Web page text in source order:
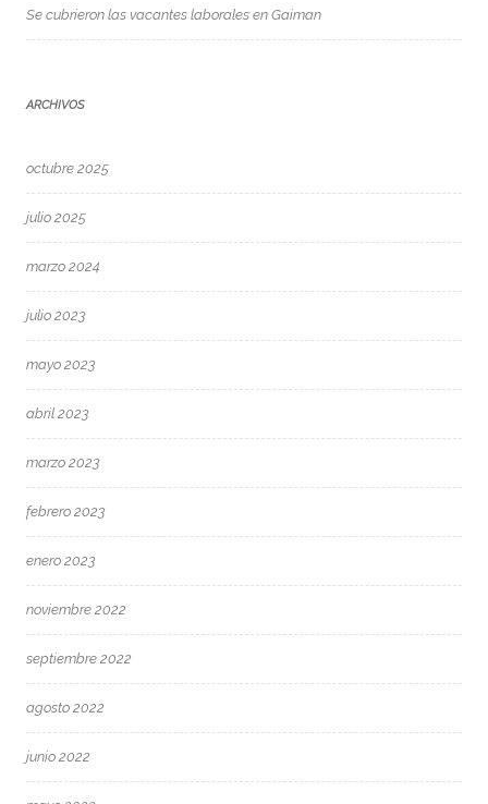
Se cubrieron las vacantes laborales en Gaiman
ARCHIVOS
octubre 2025
julio 2025
marzo 2024
julio 2023
mayo 2023
abril 2023
marzo 2023
febrero 2023
enero 2023
noviembre 2022
septiembre 2022
agosto 2022
junio 2022